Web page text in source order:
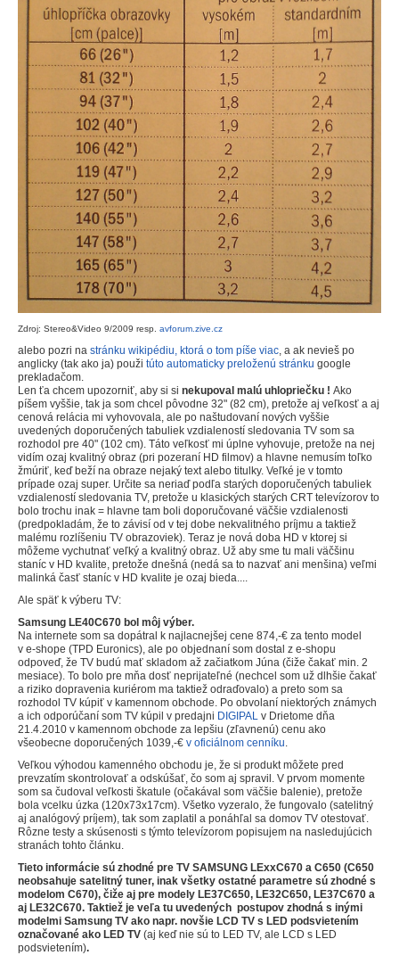
Zdroj: Stereo&Video 9/2009 resp. avforum.zive.cz
alebo pozri na stránku wikipédiu, ktorá o tom píše viac, a ak nevieš po
anglicky (tak ako ja) použi túto automaticky preloženú stránku google
prekladačom.
Len ťa chcem upozorniť, aby si si nekupoval malú uhlopriečku ! Ako
píšem vyššie, tak ja som chcel pôvodne 32" (82 cm), pretože aj veľkosť a aj
cenová relácia mi vyhovovala, ale po naštudovaní nových vyššie
uvedených doporučených tabuliek vzdialeností sledovania TV som sa
rozhodol pre 40" (102 cm). Táto veľkosť mi úplne vyhovuje, pretože na nej
vidím ozaj kvalitný obraz (pri pozeraní HD filmov) a hlavne nemusím toľko
žmúriť, keď beží na obraze nejaký text alebo titulky. Veľké je v tomto
prípade ozaj super. Určite sa neriaď podľa starých doporučených tabuliek
vzdialeností sledovania TV, pretože u klasických starých CRT televízorov to
bolo trochu inak = hlavne tam boli doporučované väčšie vzdialenosti
(predpokladám, že to závisí od v tej dobe nekvalitného príjmu a taktiež
malému rozlíšeniu TV obrazoviek). Teraz je nová doba HD v ktorej si
môžeme vychutnať veľký a kvalitný obraz. Už aby sme tu mali väčšinu
staníc v HD kvalite, pretože dnešná (nedá sa to nazvať ani menšina) veľmi
malinká časť staníc v HD kvalite je ozaj bieda....
Ale späť k výberu TV:
Samsung LE40C670 bol môj výber.
Na internete som sa dopátral k najlacnejšej cene 874,-€ za tento model
v e-shope (TPD Euronics), ale po objednaní som dostal z e-shopu
odpoveď, že TV budú mať skladom až začiatkom Júna (čiže čakať min. 2
mesiace). To bolo pre mňa dosť neprijateľné (nechcel som už dlhšie čakať
a riziko dopravenia kuriérom ma taktiež odraďovalo) a preto som sa
rozhodol TV kúpiť v kamennom obchode. Po obvolaní niektorých známych
a ich odporúčaní som TV kúpil v predajni DIGIPAL v Drietome dňa
21.4.2010 v kamennom obchode za lepšiu (zľavnenú) cenu ako
všeobecne doporučených 1039,-€ v oficiálnom cenníku.
Veľkou výhodou kamenného obchodu je, že si produkt môžete pred
prevzatím skontrolovať a odskúšať, čo som aj spravil. V prvom momente
som sa čudoval veľkosti škatule (očakával som väčšie balenie), pretože
bola vcelku úzka (120x73x17cm). Všetko vyzeralo, že fungovalo (satelitný
aj analógový príjem), tak som zaplatil a ponáhľal sa domov TV otestovať.
Rôzne testy a skúsenosti s týmto televízorom popisujem na nasledujúcich
stranách tohto článku.
Tieto informácie sú zhodné pre TV SAMSUNG LExxC670 a C650 (C650
neobsahuje satelitný tuner, inak všetky ostatné parametre sú zhodné s
modelom C670), čiže aj pre modely LE37C650, LE32C650, LE37C670 a
aj LE32C670. Taktiež je veľa tu uvedených postupov zhodná s inými
modelmi Samsung TV ako napr. novšie LCD TV s LED podsvietením
označované ako LED TV (aj keď nie sú to LED TV, ale LCD s LED
podsvietením).